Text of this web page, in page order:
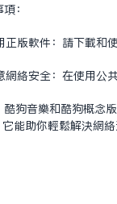
：
正版软件：请下载和
网络安全：在使用公
酷狗音乐和酷狗概念
能助你轻松解决网